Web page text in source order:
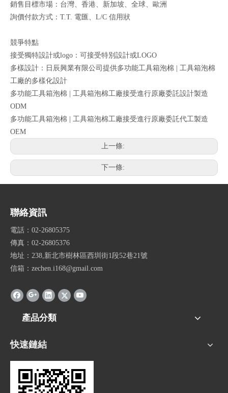
銷售目標市場：台灣、香港、新加坡、全球、歐洲
詢價付款方式：T.T. 電匯、L/C 信用狀
競爭特點
接受獨特設計或logo：可接受特別設計或LOGO
多樣設計：日辰興業有限公司提供多功能工具箱泡棉 | 工具箱泡棉
工廠的多樣化設計
多功能工具箱泡棉 | 工具箱泡棉工廠接受進行原廠委託設計製造
ODM
多功能工具箱泡棉 | 工具箱泡棉工廠接受進行原廠委託代工製造
OEM
上一條:
下一條:
聯絡資訊
電話：02-26805375
傳真：02-26805376
地址：238,新北市樹林區西圳街1段52巷21號
信箱：zechen.i168@gmail.com
產品分類
快速鏈結